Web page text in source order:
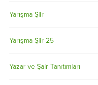
Yarışma Şiir
Yarışma Şiir 25
Yazar ve Şair Tanıtımları